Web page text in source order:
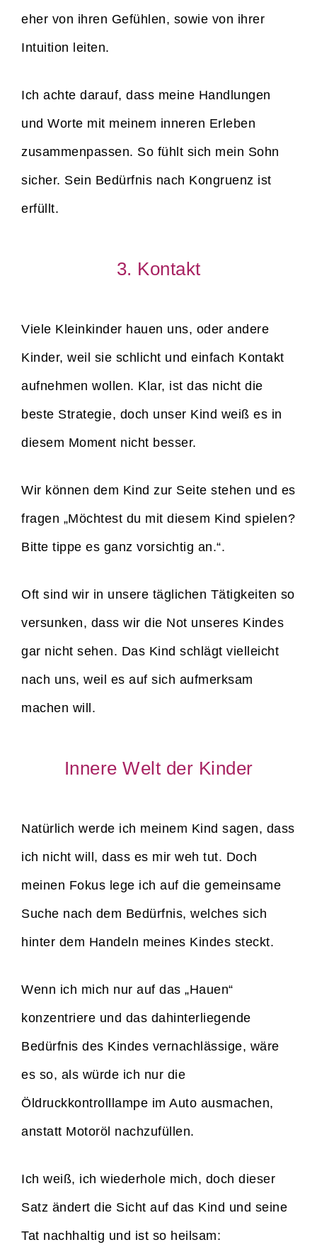
eher von ihren Gefühlen, sowie von ihrer
Intuition leiten.
Ich achte darauf, dass meine Handlungen
und Worte mit meinem inneren Erleben
zusammenpassen. So fühlt sich mein Sohn
sicher. Sein Bedürfnis nach Kongruenz ist
erfüllt.
3. Kontakt
Viele Kleinkinder hauen uns, oder andere
Kinder, weil sie schlicht und einfach Kontakt
aufnehmen wollen. Klar, ist das nicht die
beste Strategie, doch unser Kind weiß es in
diesem Moment nicht besser.
Wir können dem Kind zur Seite stehen und es
fragen „Möchtest du mit diesem Kind spielen?
Bitte tippe es ganz vorsichtig an.“.
Oft sind wir in unsere täglichen Tätigkeiten so
versunken, dass wir die Not unseres Kindes
gar nicht sehen. Das Kind schlägt vielleicht
nach uns, weil es auf sich aufmerksam
machen will.
Innere Welt der Kinder
Natürlich werde ich meinem Kind sagen, dass
ich nicht will, dass es mir weh tut. Doch
meinen Fokus lege ich auf die gemeinsame
Suche nach dem Bedürfnis, welches sich
hinter dem Handeln meines Kindes steckt.
Wenn ich mich nur auf das „Hauen“
konzentriere und das dahinterliegende
Bedürfnis des Kindes vernachlässige, wäre
es so, als würde ich nur die
Öldruckkontrolllampe im Auto ausmachen,
anstatt Motoröl nachzufüllen.
Ich weiß, ich wiederhole mich, doch dieser
Satz ändert die Sicht auf das Kind und seine
Tat nachhaltig und ist so heilsam: